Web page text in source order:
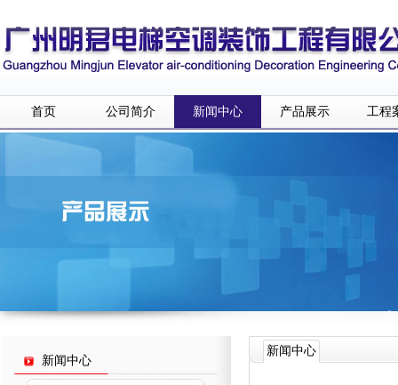
首页 公司简介 新闻中心 产品展示 工程
新闻中心
新闻中心